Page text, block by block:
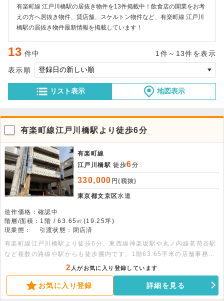
有楽町線 江戸川橋駅の居抜き物件を13件掲載中！飲食店の開業をお考
えの方へ居抜き物件、貸店舗、スケルトン物件など、有楽町線 江戸川
橋駅の居抜き物件最新情報を掲載しています！
13 件中 1件～13件を表示
リスト表示 地図表示
表示順
有楽町線江戸川橋駅より徒歩6分
有楽町線
江戸川橋駅 徒歩6分
330,000 円(税抜)
東京都文京区水道
造作価格：確認中
階層/面積：1階 / 63.65㎡(19.25坪)
現業態：
引渡状態：閉店済
有楽町線江戸川橋駅より徒歩6分。東西線神楽坂駅や丸ノ内線茗荷谷駅
など複数の路線や駅からも徒歩圏内です。1階63.65平米の店舗事務所
です。美容室・理容室・エステサロン・マッサージ・整体院・歯科・病
院・クリニック・美容系・医療系・介護系・塾・スクールなど是非ご相
談ください。
2 人がお気に入り登録しています
お気に入り登録 詳細を見る